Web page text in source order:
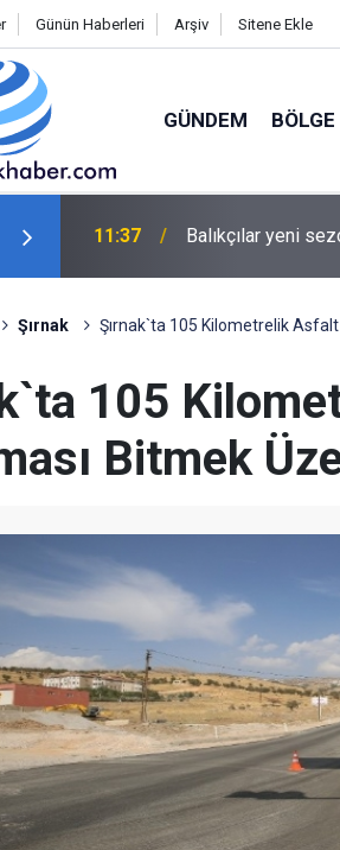
Günün Haberleri Arşiv Sitene Ekle
GÜNDEM BÖLGE
11:01 Üzüm üreticilerine
Şırnak Şırnak`ta 105 Kilometrelik
105
Bitmek